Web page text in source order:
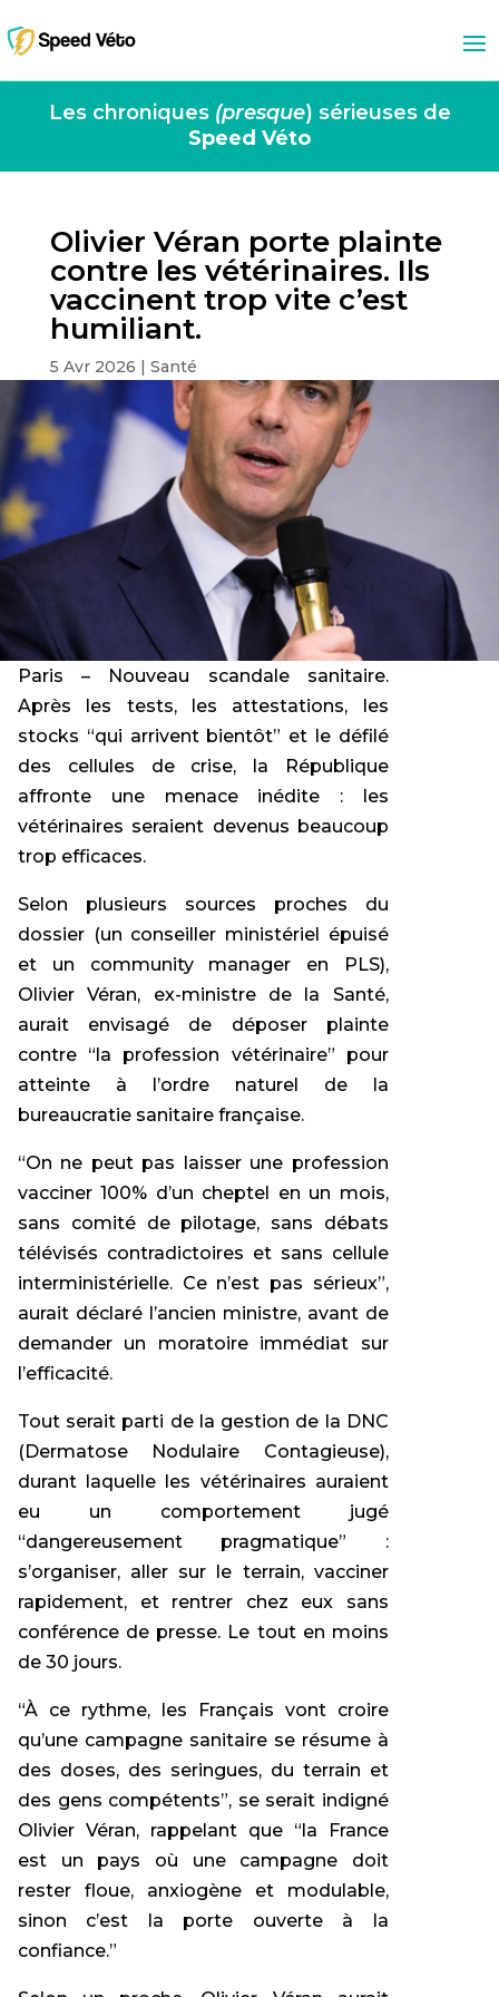
Les chroniques (presque) sérieuses de
Speed Véto
Olivier Véran porte plainte
contre les vétérinaires. Ils
vaccinent trop vite c’est
humiliant.
5 Avr 2026 | Santé
Paris – Nouveau scandale sanitaire.
Après les tests, les attestations, les
stocks “qui arrivent bientôt” et le défilé
des cellules de crise, la République
affronte une menace inédite : les
vétérinaires seraient devenus beaucoup
trop efficaces.
Selon plusieurs sources proches du
dossier (un conseiller ministériel épuisé
et un community manager en PLS),
Olivier Véran, ex-ministre de la Santé,
aurait envisagé de déposer plainte
contre “la profession vétérinaire” pour
atteinte à l’ordre naturel de la
bureaucratie sanitaire française.
“On ne peut pas laisser une profession
vacciner 100% d’un cheptel en un mois,
sans comité de pilotage, sans débats
télévisés contradictoires et sans cellule
interministérielle. Ce n’est pas sérieux”,
aurait déclaré l’ancien ministre, avant de
demander un moratoire immédiat sur
l’efficacité.
Tout serait parti de la gestion de la DNC
(Dermatose Nodulaire Contagieuse),
durant laquelle les vétérinaires auraient
eu un comportement jugé
“dangereusement pragmatique” :
s’organiser, aller sur le terrain, vacciner
rapidement, et rentrer chez eux sans
conférence de presse. Le tout en moins
de 30 jours.
“À ce rythme, les Français vont croire
qu’une campagne sanitaire se résume à
des doses, des seringues, du terrain et
des gens compétents”, se serait indigné
Olivier Véran, rappelant que “la France
est un pays où une campagne doit
rester floue, anxiogène et modulable,
sinon c’est la porte ouverte à la
confiance.”